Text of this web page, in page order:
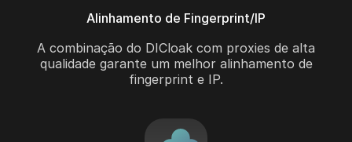
Alinhamento de Fingerprint/IP
A combinação do DICloak com proxies de alta
qualidade garante um melhor alinhamento de
fingerprint e IP.